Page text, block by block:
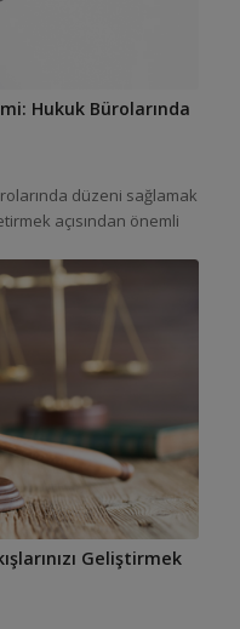
Hukuk Bürolarında
düzeni sağlamak
açısından önemli
Geliştirmek